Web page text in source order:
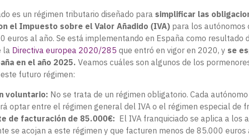
es un régimen tributario diseñado para simplificar las
el Impuesto sobre el Valor Añadido (IVA) para los autónomos
euros al año. Se está implementando en España como resultado
la Directiva europea 2020/285 que entró en vigor en 2020, y se
en el año 2025. Veamos cuáles son algunos de los
futuro régimen:
voluntario: No se trata de un régimen obligatorio. Cada
optar entre el régimen general del IVA o el régimen especial de
de facturación de 85.000€: El IVA franquiciado se aplica a los
se acojan a este régimen y que facturen menos de 85.000 euros